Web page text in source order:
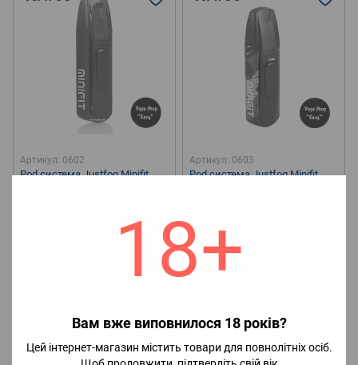
18+
Вам вже виповнилося 18 років?
Цей інтернет-магазин містить товари для повнолітніх осіб.
Артикул: 0602
Pod система Justfog Minifit
370
Артикул: 0603
Pod система Justfog Minifit
🔋Ємність аккумулятору
mAh
елемент